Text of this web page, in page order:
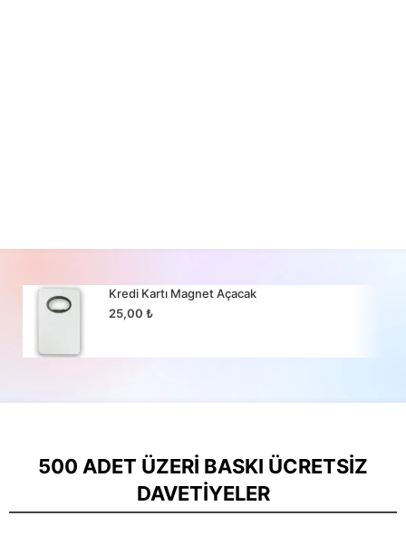
Kredi Kartı Magnet Açacak
25,00₺
500 ADET ÜZERI BASKI ÜCRETSIZ
DAVETIYELER